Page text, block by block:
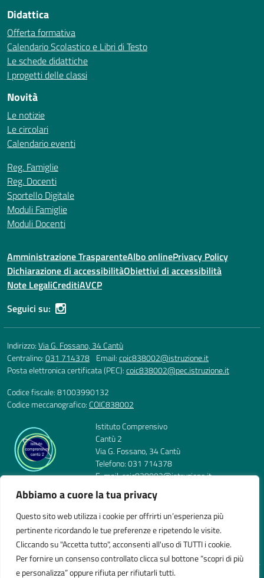
Abbiamo a cuore la tua privacy
Questo sito web utilizza i cookie per offrirti un’esperienza più
pertinente ricordando le tue preferenze e ripetendo le visite.
Cliccando su "Accetta tutto", acconsenti all'uso di TUTTI i cookie.
Per fornire un consenso controllato clicca sul bottone “scopri di più
e personalizza” oppure rifiuta per rifiutarli tutti.
Didattica
Offerta formativa
Calendario Scolastico e Libri di Testo
Le schede didattiche
I progetti delle classi
Novità
Le notizie
Le circolari
Calendario eventi
Reg. Famiglie
Reg. Docenti
Sportello Digitale
Moduli Famiglie
Moduli Docenti
Amministrazione TrasparenteAlbo onlinePrivacy Policy
Dichiarazione di accessibilitàObiettivi di accessibilità
Note LegaliCreditiAVCP
Seguici su:
Indirizzo:Via G. Fossano, 34 Cantù
Centralino:031 714378 Email:coic838002@istruzione.it
Posta elettronica certificata (PEC):coic838002@pec.istruzione.it
Codice fiscale: 81003990132
Codice meccanografico:COIC838002
Istituto Comprensivo
Cantù 2
Via G. Fossano, 34 Cantù
Telefono: 031 714378
E-mail: coic838002@istruzione.it
PEC: coic838002@pec.istruzione.it
Codice Meccanografico: COIC838002
Codice Fiscale: 81003990132